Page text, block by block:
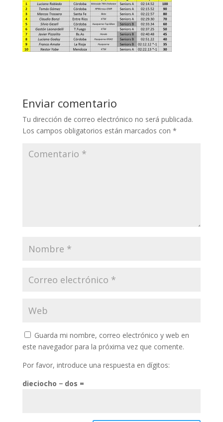
Enviar comentario
Tu dirección de correo electrónico no será publicada.
Los campos obligatorios están marcados con *
Guarda mi nombre, correo electrónico y web en
este navegador para la próxima vez que comente.
Por favor, introduce una respuesta en dígitos:
dieciocho − dos =